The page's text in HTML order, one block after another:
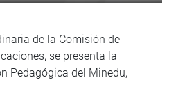
de la Comisión de
se presenta la
Pedagógica del Minedu,